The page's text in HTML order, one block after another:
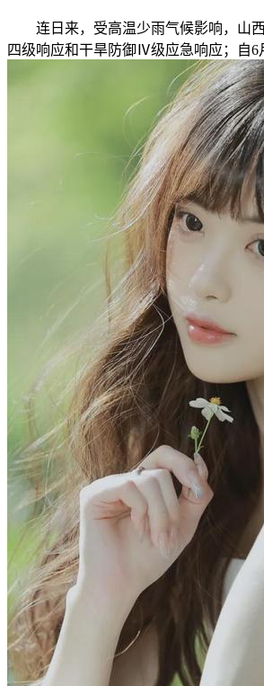
连日来，受高温少雨气候影响，山西
四级响应和干旱防御Ⅳ级应急响应；自6